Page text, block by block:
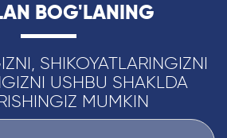
BOG'LANING
SHIKOYATLARINGIZNI
USHBU SHAKLDA
MUMKIN